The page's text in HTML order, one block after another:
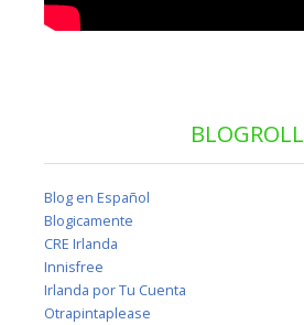
BLOGROLL
Blog en Español
Blogicamente
CRE Irlanda
Innisfree
Irlanda por Tu Cuenta
Otrapintaplease